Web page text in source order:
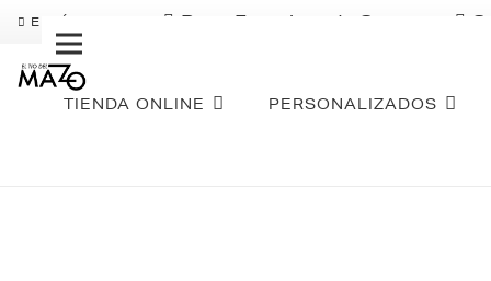
ENVÍO GRATIS Pago Fraccionado Sequra
TIENDA ONLINE PERSONALIZADOS